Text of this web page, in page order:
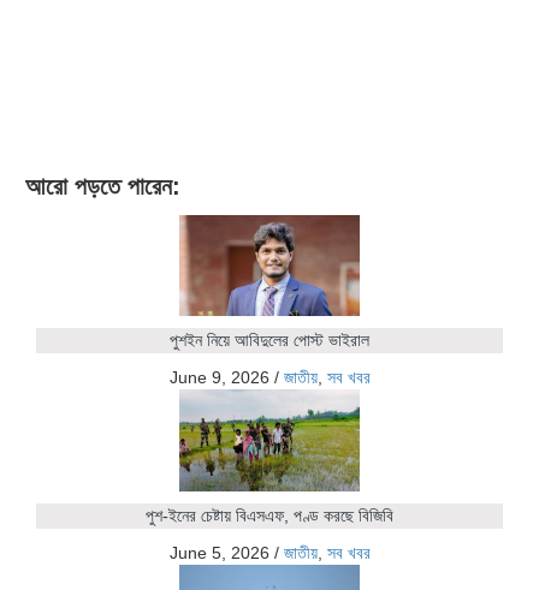
আরো পড়তে পারেন:
পুশইন নিয়ে আবিদুলের পোস্ট ভাইরাল
June 9, 2026 / জাতীয়, সব খবর
পুশ-ইনের চেষ্টায় বিএসএফ, পণ্ড করছে বিজিবি
June 5, 2026 / জাতীয়, সব খবর